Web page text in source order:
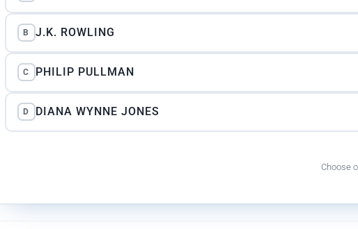
B J.K. ROWLING
C PHILIP PULLMAN
D DIANA WYNNE JONES
Choose